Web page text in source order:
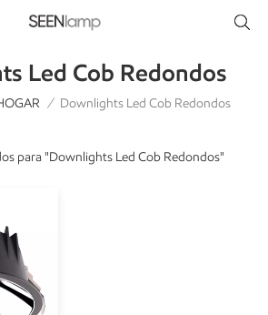
Led Cob Redondos
/ Downlights Led Cob Redondos
para "Downlights Led Cob Redondos"